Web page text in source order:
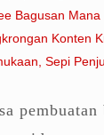
Bagusan Mana
Konten
Sepi